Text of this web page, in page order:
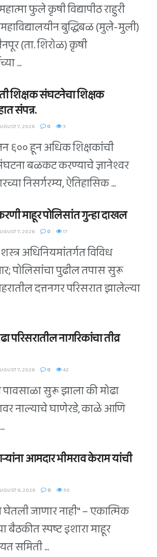
फुले कृषी विद्यापीठ राहुरी
बुद्धिबळ (मुले-मुली)
(ता. शिरोळ) कृषी
...
शिक्षक संघटनेचा शिक्षक
संपन्न.
7, 2026 0 3
६०० हून अधिक शिक्षकांची
बळकट करण्याचे ज्ञानेश्वर
निसर्गरम्य, ऐतिहासिक ...
माहूर पोलिसांत गुन्हा दाखल
7, 2026 0 17
अधिनियमांतर्गत विविध
पुढील तपास सुरू
दत्तनगर परिसरात झालेल्या
परिसरातील नागरिकांचा तीव्र
7, 2026 0 42
पावसाळा सुरू झाला की मोढा
नाल्याचे घाणेरडे, काळे आणि
आमदार भीमराव केराम यांची
6, 2026 0 30
जाणार नाही" – एकात्मिक
बैठकीत स्पष्ट इशारा माहूर
समिती ...